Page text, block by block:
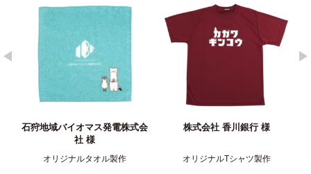
株式会社 香川銀行 様
オリジナルTシャツ製作
株式会社 穴吹カレッジサービス
オリジナルTシャツ製作